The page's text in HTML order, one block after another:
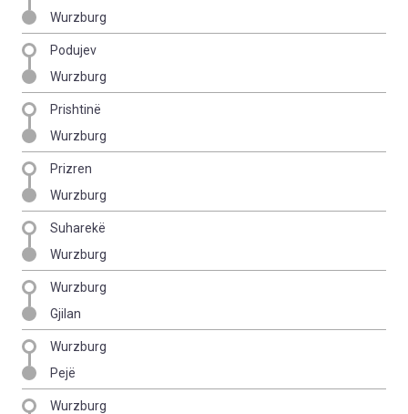
Wurzburg
Podujev
Wurzburg
Prishtinë
Wurzburg
Prizren
Wurzburg
Suharekë
Wurzburg
Wurzburg
Gjilan
Wurzburg
Pejë
Wurzburg